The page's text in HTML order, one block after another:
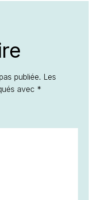
publiée. Les
avec *